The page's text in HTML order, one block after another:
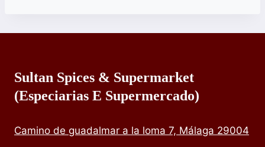
Sultan Spices & Supermarket
(especiarias E Supermercado)
Camino de guadalmar a la loma 7, Málaga 29004